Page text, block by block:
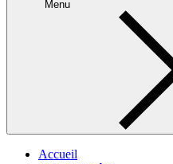
Menu
Accueil